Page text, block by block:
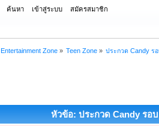
ค้นหา เข้าสู่ระบบ สมัครสมาชิก
Entertainment Zone» Teen Zone» ประกวด Candy ร
หัวข้อ: ประกวด Candy รอ